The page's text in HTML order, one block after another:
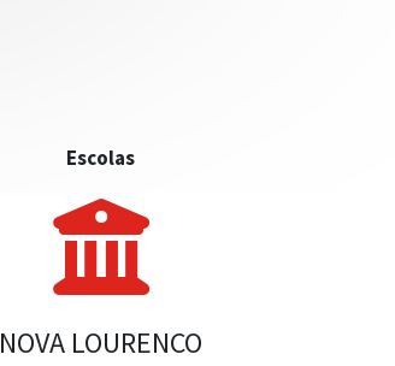
Escolas
NOVA LOURENCO